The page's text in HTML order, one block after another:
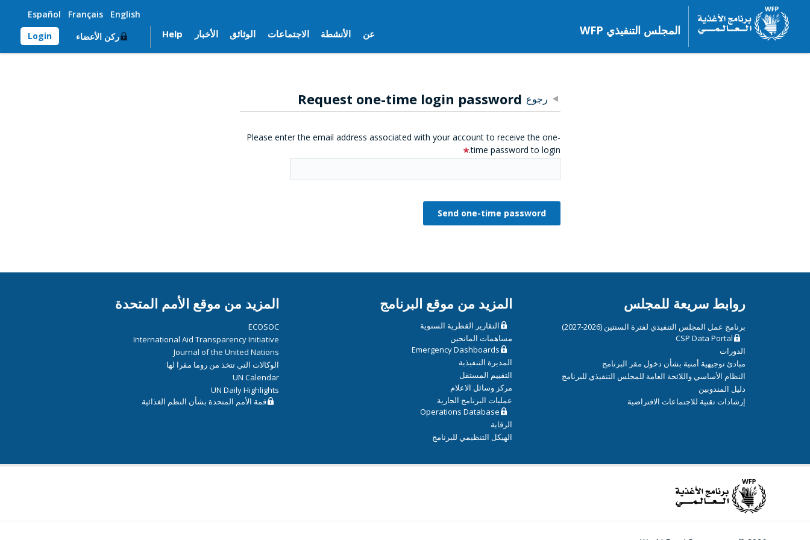
المجلس التنفيذي WFP
English
Français
Español
عن الأنشطة الاجتماعات الوثائق الأخبار Help ركن الأعضاء Login
رجوع Request one-time login password
Please enter the email address associated with your account to receive the one-
time password to login.
روابط سريعة للمجلس
برنامج عمل المجلس التنفيذي لفترة السنتين (2026-2027)
CSP Data Portal
الدورات
مبادئ توجيهية أمنية بشأن دخول مقر البرنامج
النظام الأساسي واللائحة العامة للمجلس التنفيذي للبرنامج
دليل المندوبين
إرشادات تقنية للاجتماعات الافتراضية
المزيد من موقع البرنامج
التقارير القطرية السنوية
مساهمات المانحين
Emergency Dashboards
المديرة التنفيذية
التقييم المستقل
مركز وسائل الاعلام
عمليات البرنامج الجارية
Operations Database
الرقابة
الهيكل التنظيمي للبرنامج
المزيد من موقع الأمم المتحدة
ECOSOC
International Aid Transparency Initiative
Journal of the United Nations
الوكالات التي تتخذ من روما مقرا لها
UN Calendar
UN Daily Highlights
قمة الأمم المتحدة بشأن النظم الغذائية